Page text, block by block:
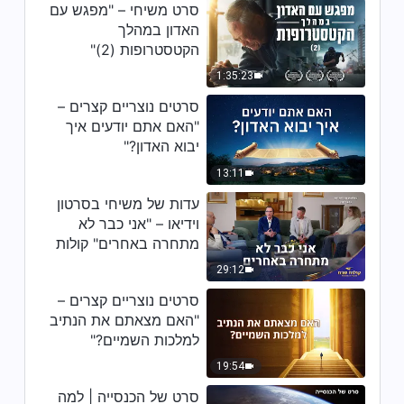
1:35:23
סרט משיחי – "מפגש עם
האדון במהלך
הקטסטרופות (2)"
13:11
סרטים נוצריים קצרים –
"האם אתם יודעים איך
יבוא האדון?"
29:12
עדות של משיחי בסרטון
וידיאו – "אני כבר לא
מתחרה באחרים" קולות
19:54
סרטים נוצריים קצרים –
"האם מצאתם את הנתיב
למלכות השמיים?"
סרט של הכנסייה | למה